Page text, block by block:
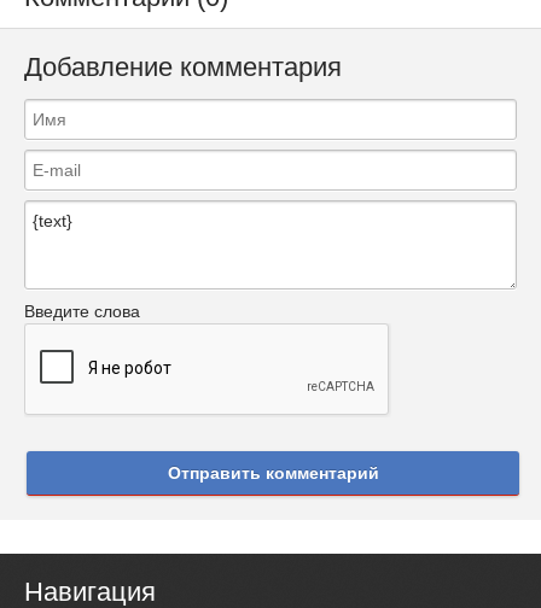
Добавление комментария
Введите слова
Отправить комментарий
Навигация